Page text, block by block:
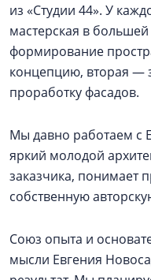
из «Студии 44». У
мастерская в
формирование
концепцию, вторая —
проработку фасадов.
Мы давно работаем с
яркий молодой
заказчика, понимает
собственную
Союз опыта и
мысли Евгения